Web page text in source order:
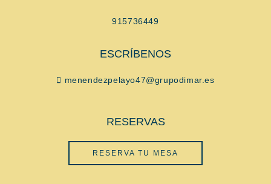
915736449
ESCRÍBENOS
menendezpelayo47@grupodimar.es
RESERVAS
RESERVA TU MESA